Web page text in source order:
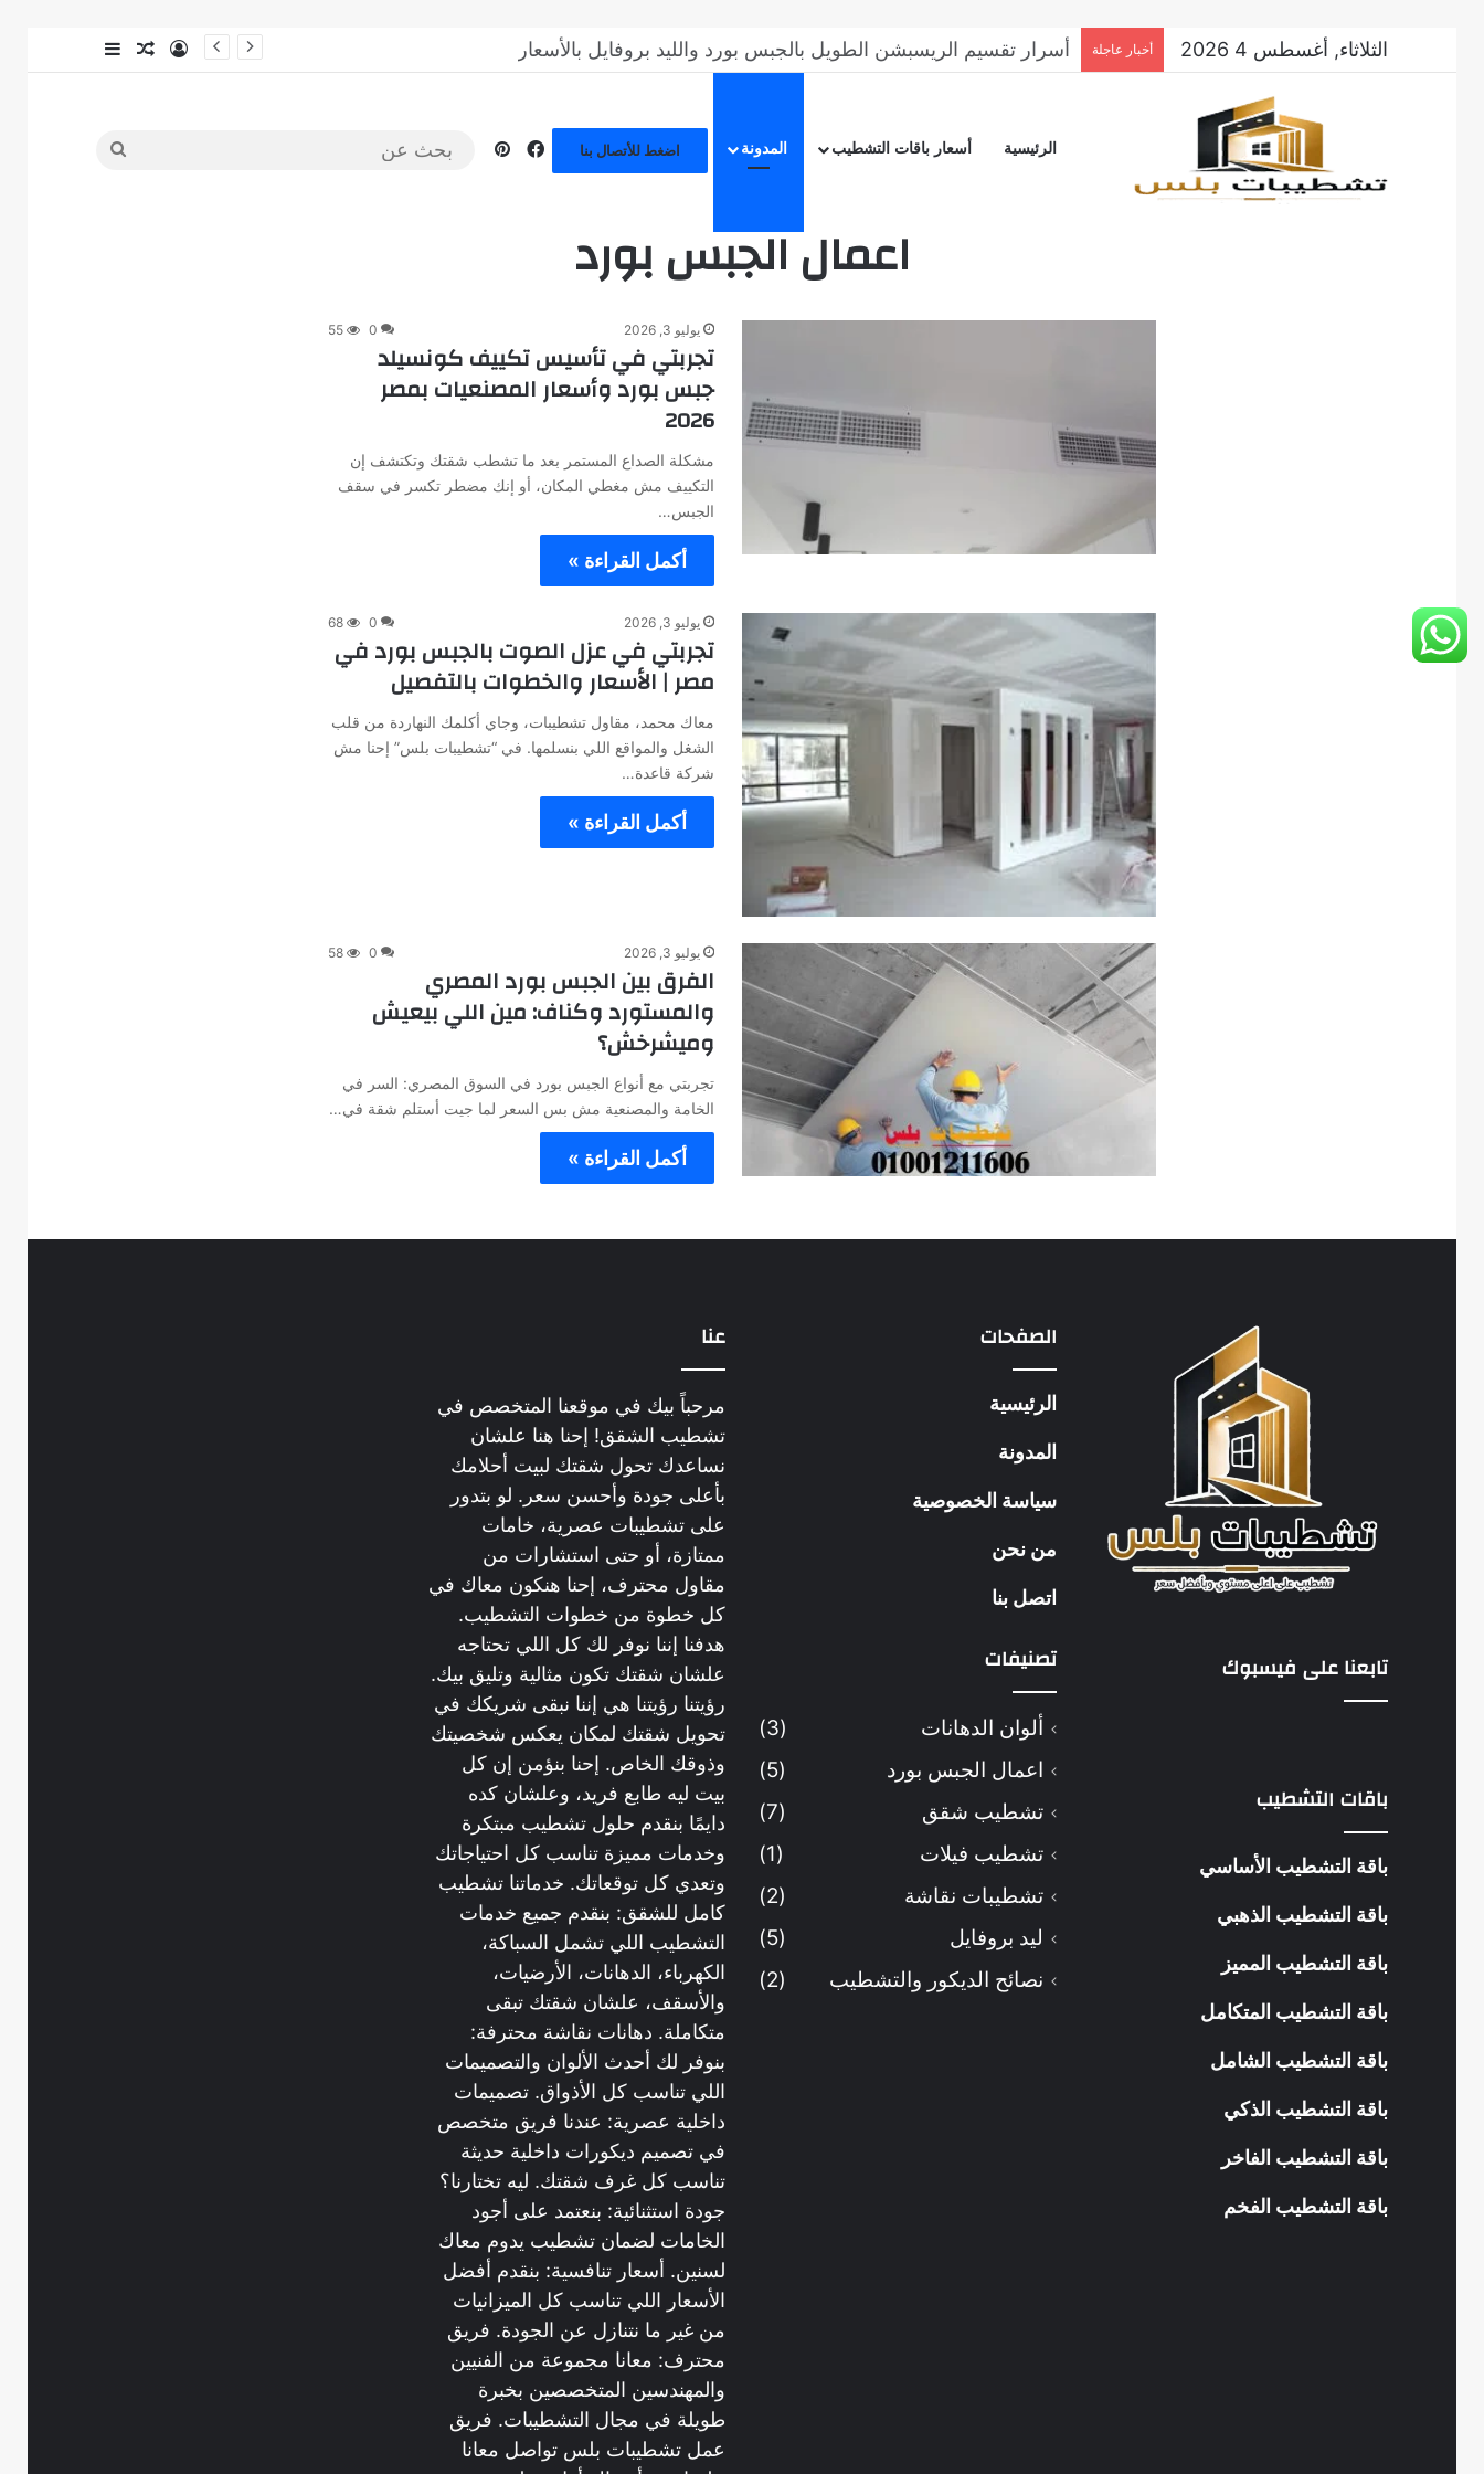
الثلاثاء, أغسطس 4 2026 أخبار عاجلة دليل تشطيب الشقق الفندقية والسياحية: كيف تحقق أعلى عائد استثماري؟
الرئيسية أسعار باقات التشطيب المدونة اضغط للأتصال بنا
اعمال الجبس بورد
يوليو 3, 2026 0
55
تجربتي في تأسيس تكييف كونسيلد
جبس بورد وأسعار المصنعيات بمصر
2026
مشكلة الصداع المستمر بعد ما تشطب شقتك وتكتشف إن
التكييف مش مغطي المكان، أو إنك مضطر تكسر في سقف
الجبس…
أكمل القراءة »
يوليو 3, 2026 0
68
تجربتي في عزل الصوت بالجبس بورد في
مصر | الأسعار والخطوات بالتفصيل
معاك محمد، مقاول تشطيبات، وجاي أكلمك النهاردة من قلب
الشغل والمواقع اللي بنسلمها. في “تشطيبات بلس” إحنا مش
شركة قاعدة…
أكمل القراءة »
يوليو 3, 2026 0
58
الفرق بين الجبس بورد المصري
والمستورد وكناف: مين اللي بيعيش
وميشرخش؟
تجربتي مع أنواع الجبس بورد في السوق المصري: السر في
الخامة والمصنعية مش بس السعر لما جيت أستلم شقة في…
أكمل القراءة »
تابعنا على فيسبوك
باقات التشطيب
باقة التشطيب الأساسي
باقة التشطيب الذهبي
باقة التشطيب المميز
باقة التشطيب المتكامل
باقة التشطيب الشامل
باقة التشطيب الذكي
باقة التشطيب الفاخر
باقة التشطيب الفخم
الصفحات
الرئيسية
المدونة
سياسة الخصوصية
من نحن
اتصل بنا
تصنيفات
ألوان الدهانات
(3)
اعمال الجبس بورد
(5)
تشطيب شقق
(7)
تشطيب فيلات
(1)
تشطيبات نقاشة
(2)
ليد بروفايل
(5)
نصائح الديكور والتشطيب
(2)
عنا
مرحباً بيك في موقعنا المتخصص في
تشطيب الشقق! إحنا هنا علشان
نساعدك تحول شقتك لبيت أحلامك
بأعلى جودة وأحسن سعر. لو بتدور
على تشطيبات عصرية، خامات
ممتازة، أو حتى استشارات من
مقاول محترف، إحنا هنكون معاك في
كل خطوة من خطوات التشطيب.
هدفنا إننا نوفر لك كل اللي تحتاجه
علشان شقتك تكون مثالية وتليق بيك.
رؤيتنا رؤيتنا هي إننا نبقى شريكك في
تحويل شقتك لمكان يعكس شخصيتك
وذوقك الخاص. إحنا بنؤمن إن كل
بيت ليه طابع فريد، وعلشان كده
دايمًا بنقدم حلول تشطيب مبتكرة
وخدمات مميزة تناسب كل احتياجاتك
وتعدي كل توقعاتك. خدماتنا تشطيب
كامل للشقق: بنقدم جميع خدمات
التشطيب اللي تشمل السباكة،
الكهرباء، الدهانات، الأرضيات،
والأسقف، علشان شقتك تبقى
متكاملة. دهانات نقاشة محترفة:
بنوفر لك أحدث الألوان والتصميمات
اللي تناسب كل الأذواق. تصميمات
داخلية عصرية: عندنا فريق متخصص
في تصميم ديكورات داخلية حديثة
تناسب كل غرف شقتك. ليه تختارنا؟
جودة استثنائية: بنعتمد على أجود
الخامات لضمان تشطيب يدوم معاك
لسنين. أسعار تنافسية: بنقدم أفضل
الأسعار اللي تناسب كل الميزانيات
من غير ما نتنازل عن الجودة. فريق
محترف: معانا مجموعة من الفنيين
والمهندسين المتخصصين بخبرة
طويلة في مجال التشطيبات. فريق
عمل تشطيبات بلس تواصل معانا